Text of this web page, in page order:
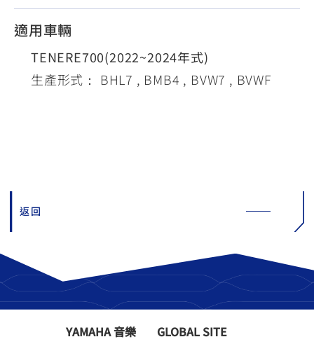
適用車輛
TENERE700(2022~2024年式)
生產形式： BHL7 , BMB4 , BVW7 , BVWF
返回
YAMAHA 音樂 GLOBAL SITE